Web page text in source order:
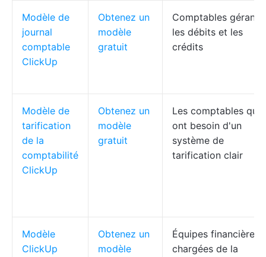
Modèle de
journal
comptable
ClickUp
Obtenez un
modèle
gratuit
Comptables gérant
les débits et les
crédits
Modèle de
tarification
de la
comptabilité
ClickUp
Obtenez un
modèle
gratuit
Les comptables qui
ont besoin d'un
système de
tarification clair
Modèle
ClickUp
Obtenez un
modèle
Équipes financières
chargées de la